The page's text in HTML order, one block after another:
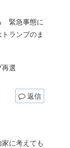
緊急事態に
ランプのま
再選
返信
に考えても